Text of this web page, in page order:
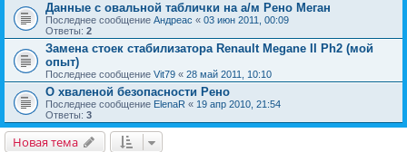
Данные с овальной таблички на а/м Рено Меган
Последнее сообщение Андреас « 03 июн 2011, 00:09
Ответы: 2
Замена стоек стабилизатора Renault Megane II Ph2 (мой
опыт)
Последнее сообщение Vit79 « 28 май 2011, 10:10
О хваленой безопасности Рено
Последнее сообщение ElenaR « 19 апр 2010, 21:54
Ответы: 3
Новая тема